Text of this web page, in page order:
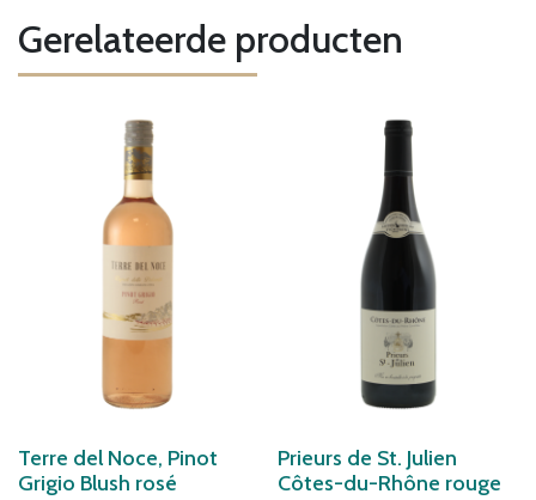
Gerelateerde producten
Terre del Noce, Pinot
Grigio Blush rosé
Prieurs de St. Julien
Côtes-du-Rhône rouge